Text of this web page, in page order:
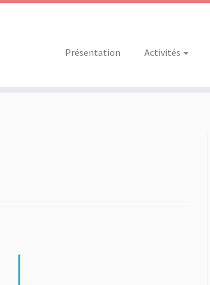
Présentation Activités